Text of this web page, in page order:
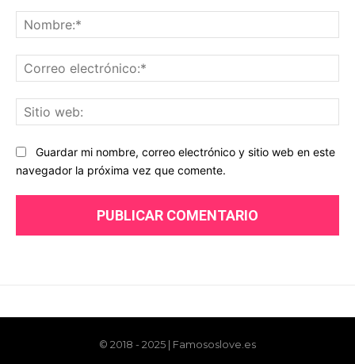
© 2018 - 2025 | Famososlove.es